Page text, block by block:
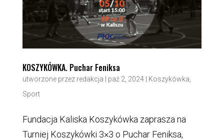
KOSZYKÓWKA. Puchar Feniksa
utworzone przez redakcja paź 2, 2024| Koszykówka
Sport
Fundacja Kaliska Koszykówka zaprasza na
Turniej Koszykówki 3×3 o Puchar Feniksa,